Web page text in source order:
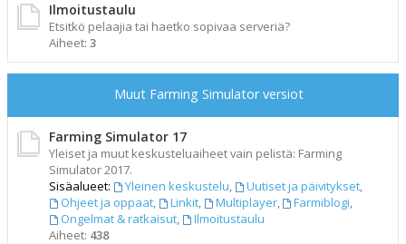
Ilmoitustaulu
Etsitkö pelaajia tai haetko sopivaa serveriä?
Aiheet: 3
Muut Farming Simulator versiot
Farming Simulator 17
Yleiset ja muut keskusteluaiheet vain pelistä: Farming
Simulator 2017.
Sisäalueet:
Yleinen keskustelu, Uutiset ja päivitykset,
Ohjeet ja oppaat, Linkit, Multiplayer, Farmiblogi,
Ongelmat & ratkaisut,
Ilmoitustaulu
Aiheet: 438